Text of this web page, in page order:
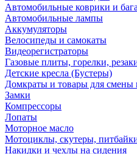
Автомобильные коврики и
Автомобильные лампы
Аккумуляторы
Велосипеды и самокаты
Видеорегистраторы
Газовые плиты, горелки,
Детские кресла (Бустеры)
Домкраты и товары для смены
Замки
Компрессоры
Лопаты
Моторное масло
Мотоциклы, скутеры,
Накидки и чехлы на сидения